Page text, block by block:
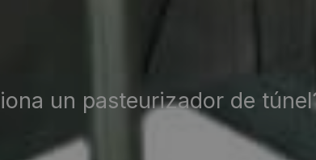
un pasteurizador de